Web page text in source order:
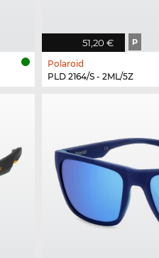
51,20 € P
Polaroid
PLD 2164/S - 2ML/5Z